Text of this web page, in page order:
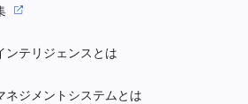
ンテリジェンスとは
ネジメントシステムとは